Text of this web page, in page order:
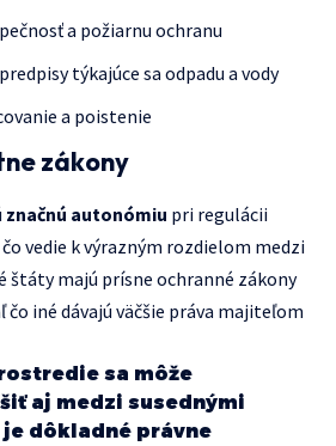
a požiarnu ochranu
týkajúce sa odpadu a vody
a poistenie
zákony
značnú autonómiu pri regulácii
vedie k výrazným rozdielom medzi
štáty majú prísne ochranné zákony
iné dávajú väčšie práva majiteľom
sa môže
aj medzi susednými
dôkladné právne